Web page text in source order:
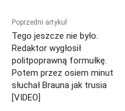
Poprzedni artykuł
Tego jeszcze nie było.
Redaktor wygłosił
politpoprawną formułkę.
Potem przez osiem minut
słuchał Brauna jak trusia
[VIDEO]